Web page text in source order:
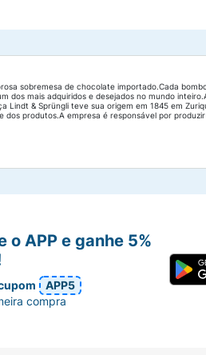
sobremesa de chocolate importado.Cada
dos mais adquiridos e desejados no mundo
& Sprüngli teve sua origem em 1845 em
produtos.A empresa é responsável por
o APP e ganhe 5%
APP5
compra